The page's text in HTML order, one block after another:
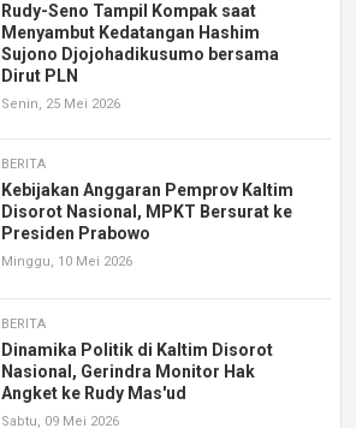
Rudy-Seno Tampil Kompak saat
Menyambut Kedatangan Hashim
Sujono Djojohadikusumo bersama
Dirut PLN
Senin, 25 Mei 2026
BERITA
Kebijakan Anggaran Pemprov Kaltim
Disorot Nasional, MPKT Bersurat ke
Presiden Prabowo
Minggu, 10 Mei 2026
BERITA
Dinamika Politik di Kaltim Disorot
Nasional, Gerindra Monitor Hak
Angket ke Rudy Mas'ud
Sabtu, 09 Mei 2026